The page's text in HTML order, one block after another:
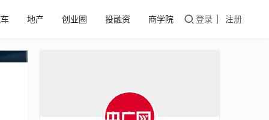
地产 创业圈 投融资 商学院 登录 注册